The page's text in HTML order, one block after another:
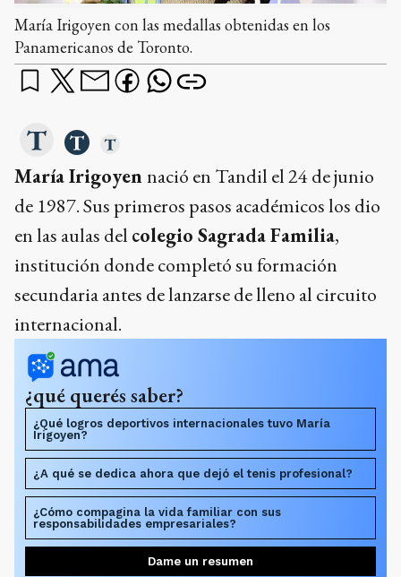
María Irigoyen con las medallas obtenidas en los
Panamericanos de Toronto.
María Irigoyennació en Tandil el 24 de junio
de 1987. Sus primeros pasos académicos los dio
en las aulas del colegio Sagrada Familia,
institución donde completó su formación
secundaria antes de lanzarse de lleno al circuito
internacional.
¿qué querés saber?
¿Qué logros deportivos internacionales tuvo María
Irigoyen?
¿A qué se dedica ahora que dejó el tenis profesional?
¿Cómo compagina la vida familiar con sus
responsabilidades empresariales?
Dame un resumen